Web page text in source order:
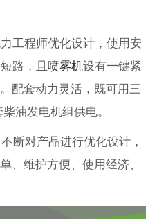
工程师优化设计，使用安
路，且 喷雾机设有一键紧
配套动力灵活，既可用三
油发电机组供电。
断对产品进行优化设计，
、维护方便、使用经济、